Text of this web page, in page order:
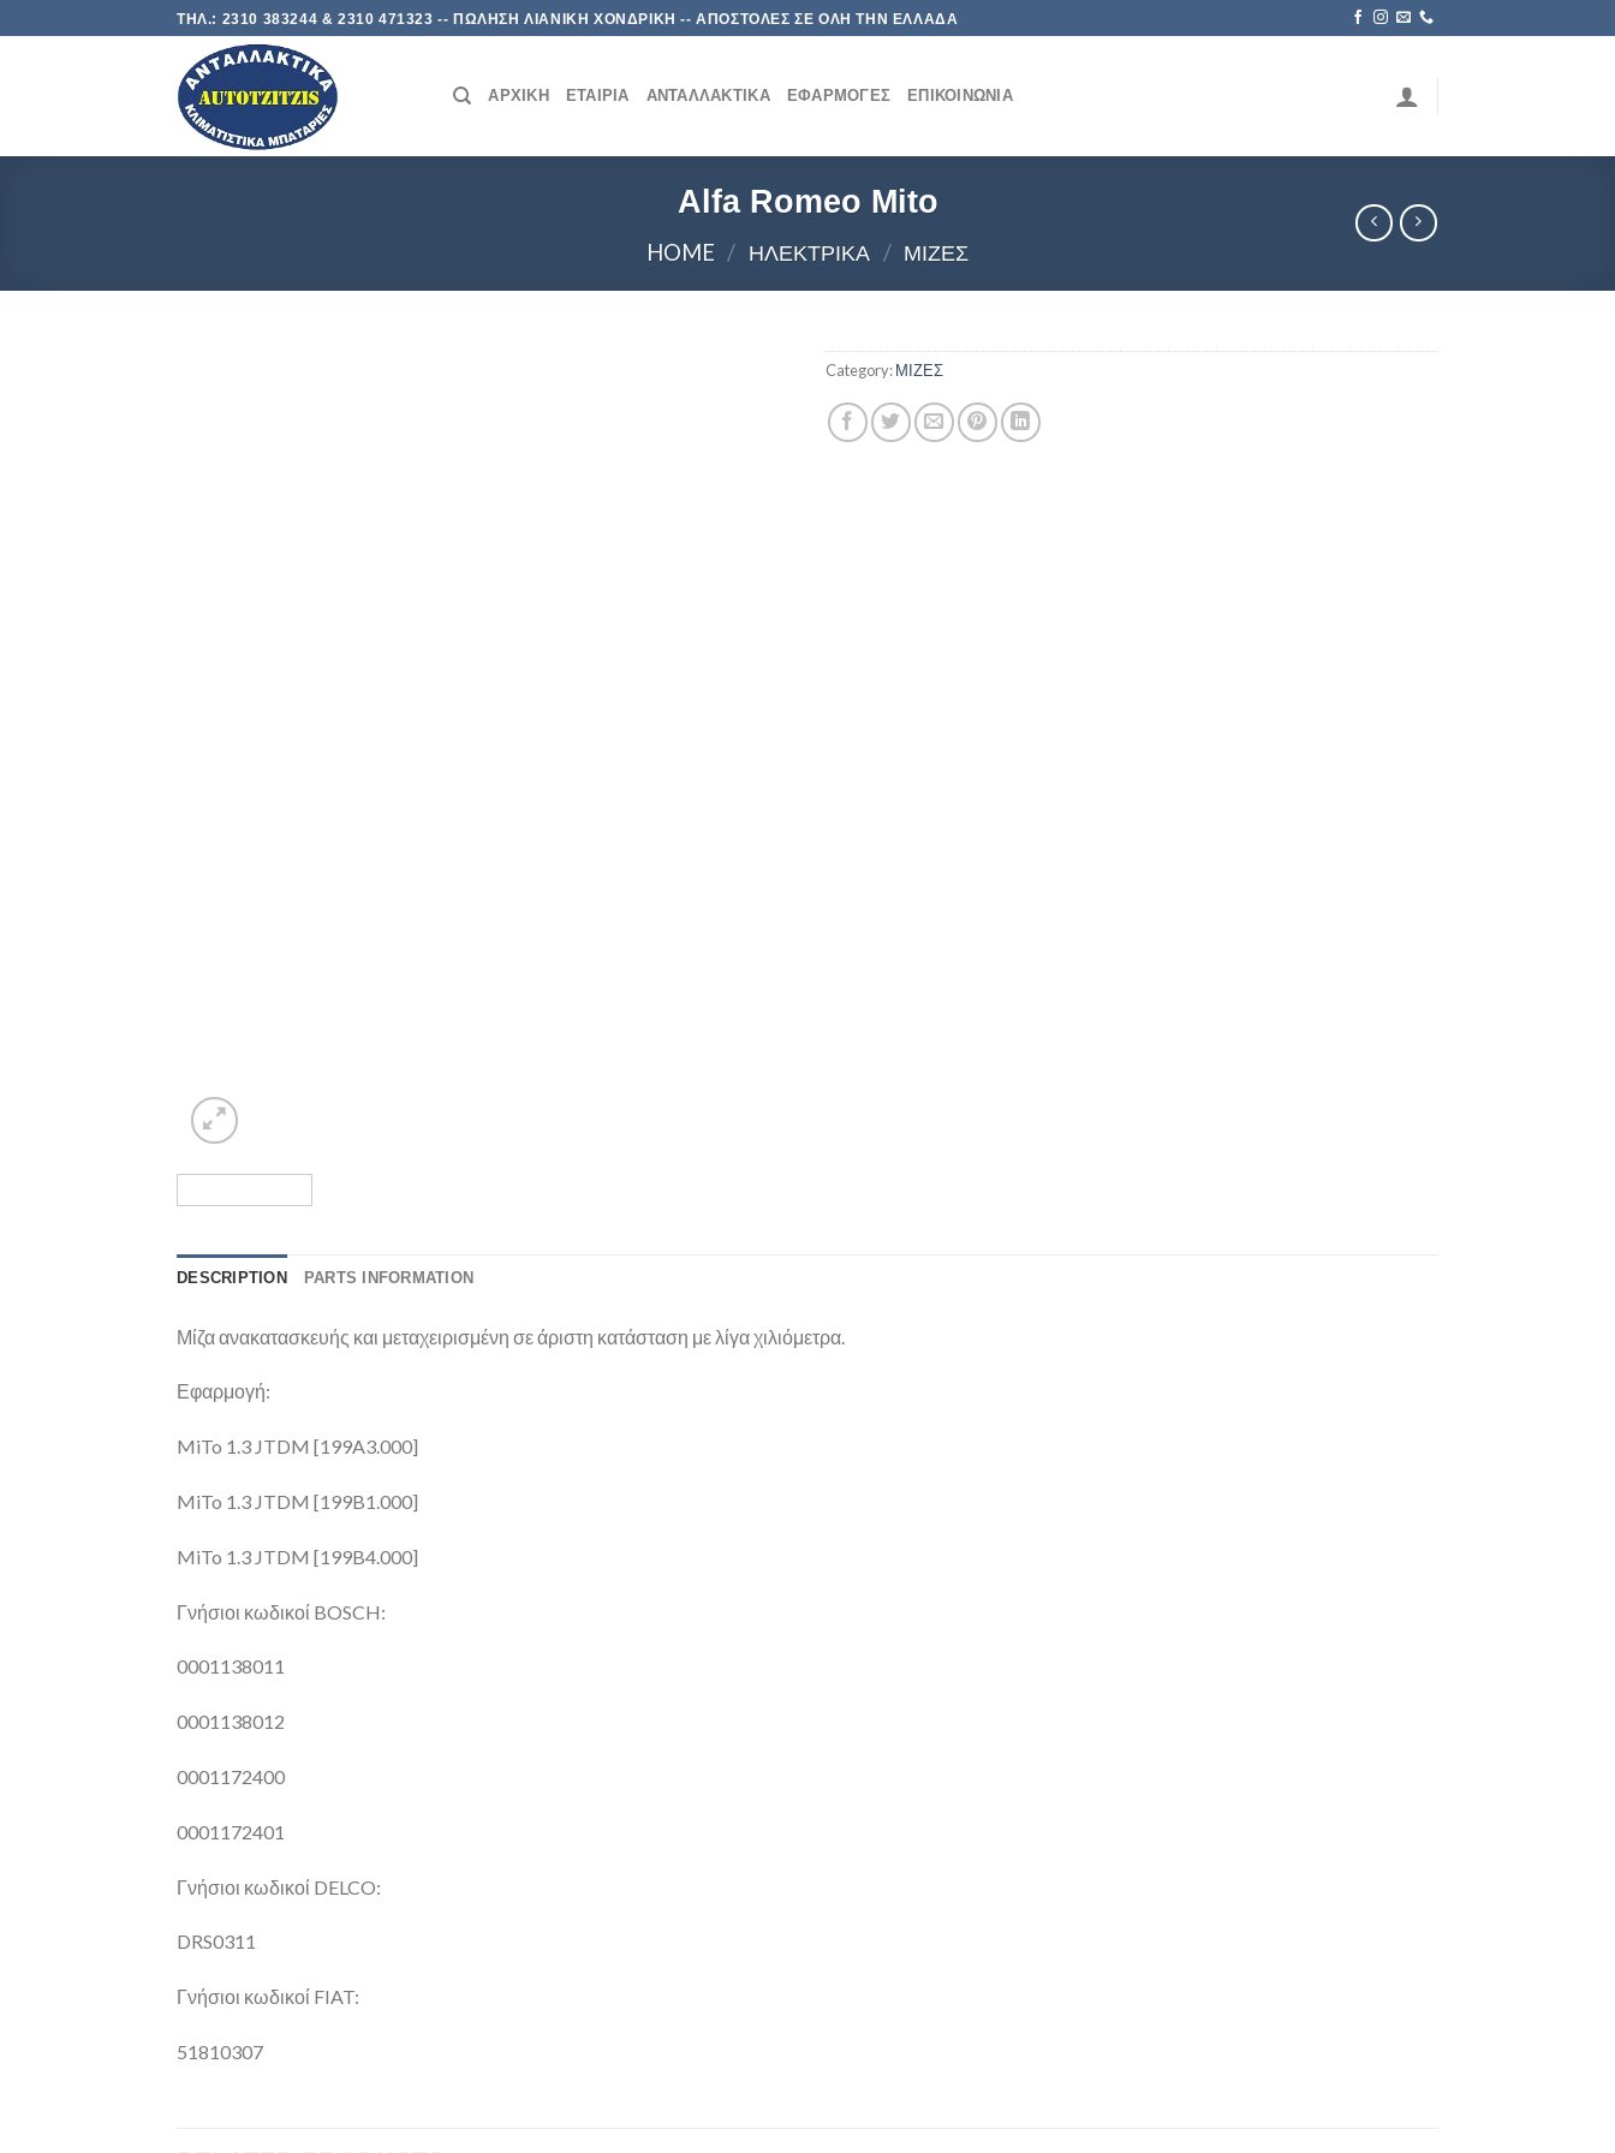
to
ΤΗΛ.: 2310 383244 & 2310 471323 -- ΠΩΛΗΣΗ ΛΙΑΝΙΚΗ ΧΟΝΔΡΙΚΗ -- ΑΠΟΣΤΟΛΕΣ ΣΕ ΟΛΗ ΤΗΝ ΕΛΛΑΔΑ
ΑΡΧΙΚΉ ΕΤΑΙΡΊΑ ΑΝΤΑΛΛΑΚΤΙΚΆ ΕΦΑΡΜΟΓΈΣ ΕΠΙΚΟΙΝΩΝΊΑ
Alfa Romeo Mito
HOME / ΗΛΕΚΤΡΙΚΑ / ΜΙΖΕΣ
Category:ΜΙΖΕΣ
DESCRIPTION PARTS INFORMATION
Μίζα ανακατασκευής και μεταχειρισμένη σε άριστη κατάσταση με λίγα χιλιόμετρα.
Εφαρμογή:
MiTo 1.3 JTDM [199A3.000]
MiTo 1.3 JTDM [199B1.000]
MiTo 1.3 JTDM [199B4.000]
Γνήσιοι κωδικοί BOSCH:
0001138011
0001138012
0001172400
0001172401
Γνήσιοι κωδικοί DELCO:
DRS0311
Γνήσιοι κωδικοί FIAT:
51810307